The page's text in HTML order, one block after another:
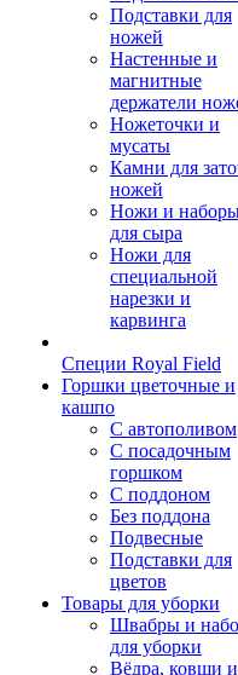
Подставки для
ножей
Настенные и
магнитные
держатели
Ножеточки и
мусаты
Камни для
ножей
Ножи и
для сыра
Ножи для
специальной
нарезки и
карвинга
Специи Royal Field
Горшки цветочные и
кашпо
С автополивом
С посадочным
горшком
С поддоном
Без поддона
Подвесные
Подставки для
цветов
Товары для уборки
Швабры и
для уборки
Вёдра, ковши и